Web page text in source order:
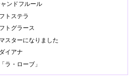
ンドフルール
トステラ
トグラース
スターになりました
イアナ
ラ・ローブ」